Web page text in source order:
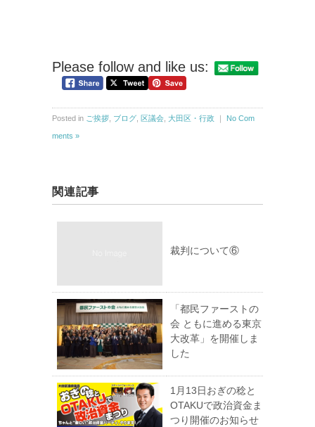
Please follow and like us:
Posted in ご挨拶 ブログ 区議会 大田区・行政 ｜ No Com
ments »
関連記事
裁判について⑥
「都民ファーストの
会 ともに進める東京
大改革」を開催しま
した
1月13日おぎの稔と
OTAKUで政治資金ま
つり開催のお知らせ